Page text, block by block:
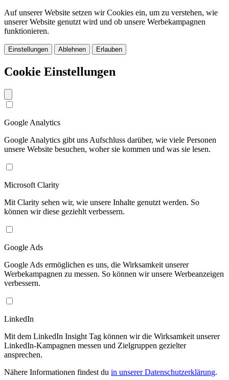
Auf unserer Website setzen wir Cookies ein, um zu verstehen, wie
unserer Website genutzt wird und ob unsere Werbekampagnen
funktionieren.
Einstellungen Ablehnen Erlauben
Cookie Einstellungen
Google Analytics
Google Analytics gibt uns Aufschluss darüber, wie viele Personen
unsere Website besuchen, woher sie kommen und was sie lesen.
Microsoft Clarity
Mit Clarity sehen wir, wie unsere Inhalte genutzt werden. So
können wir diese geziehlt verbessern.
Google Ads
Google Ads ermöglichen es uns, die Wirksamkeit unserer
Werbekampagnen zu messen. So können wir unsere Werbeanzeigen
verbessern.
LinkedIn
Mit dem LinkedIn Insight Tag können wir die Wirksamkeit unserer
LinkedIn-Kampagnen messen und Zielgruppen gezielter
ansprechen.
Nähere Informationen findest du in unserer Datenschutzerklärung.